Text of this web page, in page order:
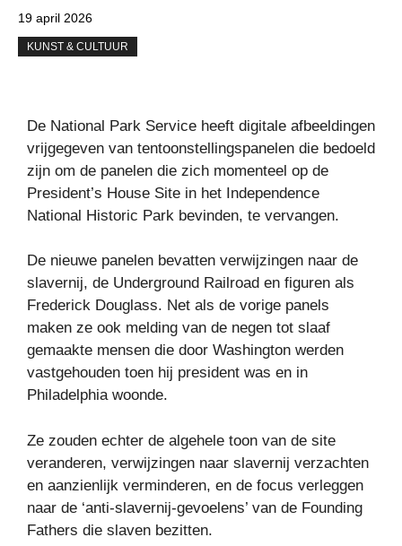
19 april 2026
KUNST & CULTUUR
De National Park Service heeft digitale afbeeldingen
vrijgegeven van tentoonstellingspanelen die bedoeld
zijn om de panelen die zich momenteel op de
President’s House Site in het Independence
National Historic Park bevinden, te vervangen.
De nieuwe panelen bevatten verwijzingen naar de
slavernij, de Underground Railroad en figuren als
Frederick Douglass. Net als de vorige panels
maken ze ook melding van de negen tot slaaf
gemaakte mensen die door Washington werden
vastgehouden toen hij president was en in
Philadelphia woonde.
Ze zouden echter de algehele toon van de site
veranderen, verwijzingen naar slavernij verzachten
en aanzienlijk verminderen, en de focus verleggen
naar de ‘anti-slavernij-gevoelens’ van de Founding
Fathers die slaven bezitten.